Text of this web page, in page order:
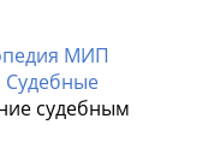
МИП
Судебные
судебным